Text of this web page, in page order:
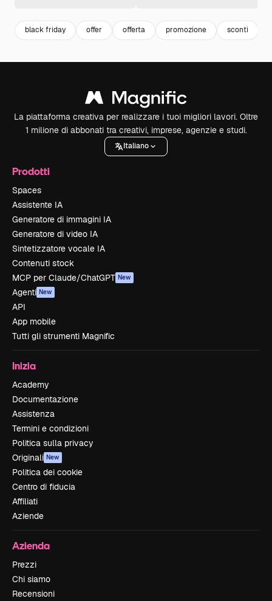
black friday offer offerta promozione sconti
La piattaforma creativa per realizzare i tuoi migliori lavori. Oltre
1 milione di abbonati tra creativi, imprese, agenzie e studi.
Italiano
Prodotti
Spaces
Assistente IA
Generatore di immagini IA
Generatore di video IA
Sintetizzatore vocale IA
Contenuti stock
MCP per Claude/ChatGPT New
Agenti New
API
App mobile
Tutti gli strumenti Magnific
Inizia
Academy
Documentazione
Assistenza
Termini e condizioni
Politica sulla privacy
Originali New
Politica dei cookie
Centro di fiducia
Affiliati
Aziende
Azienda
Prezzi
Chi siamo
Recensioni